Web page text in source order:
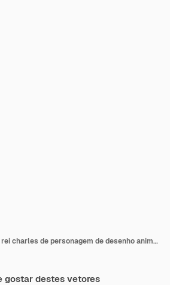
Cachorro spaniel rei charles de personagem de desenho animado com balão para design.
gostar destes vetores